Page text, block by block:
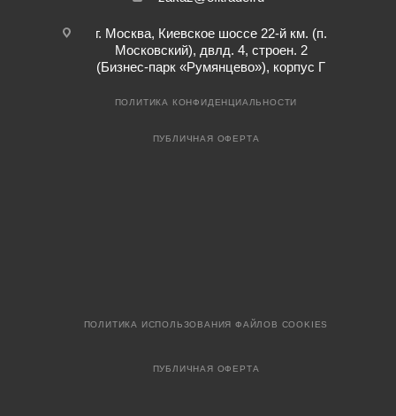
г. Москва, Киевское шоссе 22-й км. (п.
Московский), двлд. 4, строен. 2
(Бизнес-парк «Румянцево»), корпус Г
ПОЛИТИКА КОНФИДЕНЦИАЛЬНОСТИ
ПУБЛИЧНАЯ ОФЕРТА
ПОЛИТИКА ИСПОЛЬЗОВАНИЯ ФАЙЛОВ COOKIES
ПУБЛИЧНАЯ ОФЕРТА